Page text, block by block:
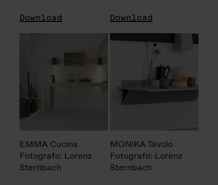
Download Download
EMMA Cucina
Fotografo: Lorenz
Sternbach
MONIKA Tavolo
Fotografo: Lorenz
Sternbach